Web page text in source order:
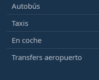
Autobús
Taxis
En coche
Transfers aeropuerto